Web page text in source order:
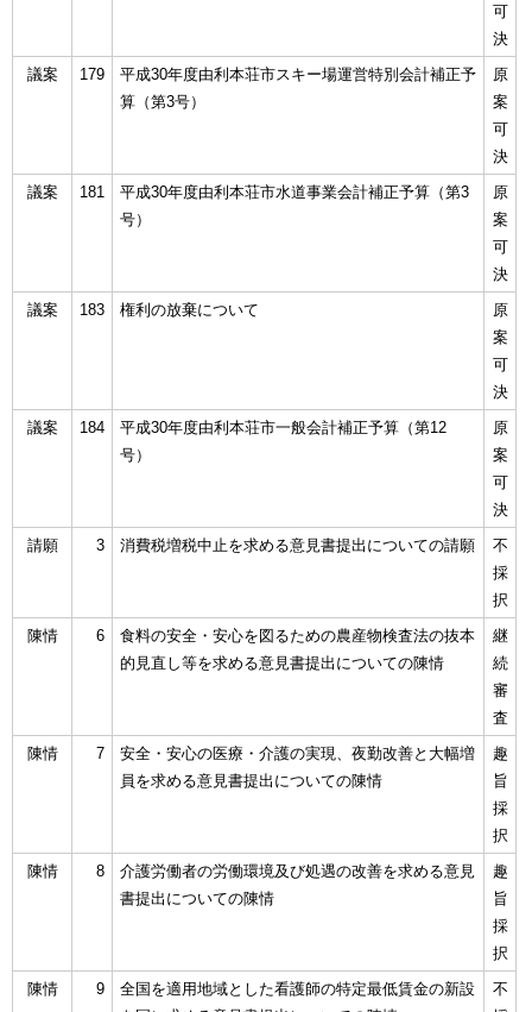
可
決
議案
179
平成30年度由利本荘市スキー場運営特別会計補正予
算（第3号）
原
案
可
決
議案
181
平成30年度由利本荘市水道事業会計補正予算（第3
号）
原
案
可
決
議案
183 権利の放棄について
原
案
可
決
議案
184
平成30年度由利本荘市一般会計補正予算（第12
号）
原
案
可
決
請願
3 消費税増税中止を求める意見書提出についての請願
不
採
択
陳情
6
食料の安全・安心を図るための農産物検査法の抜本
的見直し等を求める意見書提出についての陳情
継
続
審
査
陳情
7
安全・安心の医療・介護の実現、夜勤改善と大幅増
員を求める意見書提出についての陳情
趣
旨
採
択
陳情
8
介護労働者の労働環境及び処遇の改善を求める意見
書提出についての陳情
趣
旨
採
択
陳情
9
全国を適用地域とした看護師の特定最低賃金の新設
不